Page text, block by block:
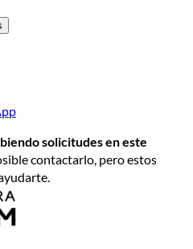
solicitudes en este
contactarlo, pero estos